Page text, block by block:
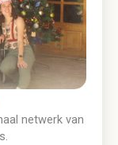
netwerk van